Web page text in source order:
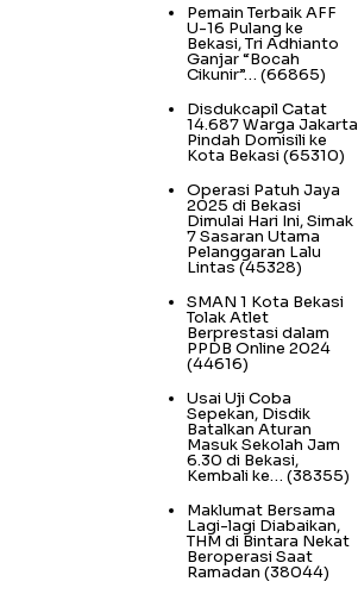
Pemain Terbaik AFF
U-16 Pulang ke
Bekasi, Tri Adhianto
Ganjar “Bocah
Cikunir”… (66865)
Disdukcapil Catat
14.687 Warga Jakarta
Pindah Domisili ke
Kota Bekasi (65310)
Operasi Patuh Jaya
2025 di Bekasi
Dimulai Hari Ini, Simak
7 Sasaran Utama
Pelanggaran Lalu
Lintas(45328)
SMAN 1 Kota Bekasi
Tolak Atlet
Berprestasi dalam
PPDB Online 2024
(44616)
Usai Uji Coba
Sepekan, Disdik
Batalkan Aturan
Masuk Sekolah Jam
6.30 di Bekasi,
Kembali ke… (38355)
Maklumat Bersama
Lagi-lagi Diabaikan,
THM di Bintara Nekat
Beroperasi Saat
Ramadan (38044)